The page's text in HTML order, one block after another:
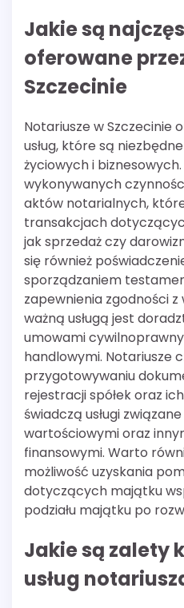
Jakie są
oferowane
Szczecinie
Notariusze w Szczecinie
usług, które są
życiowych i
wykonywanych
aktów notarialnych,
transakcjach
jak sprzedaż czy
się również
sporządzaniem
zapewnienia zgodności
ważną usługą jest
umowami
handlowymi. Notariusze
przygotowywaniu
rejestracji spółek oraz
świadczą usługi
wartościowymi oraz
finansowymi. Warto
możliwość uzyskania
dotyczących majątku
podziału majątku po
Jakie są zalety
usług